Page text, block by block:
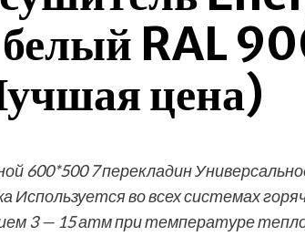
RAL
цена)
600*500 7 перекладин
во всех системах
3 — 15 атм при температуре